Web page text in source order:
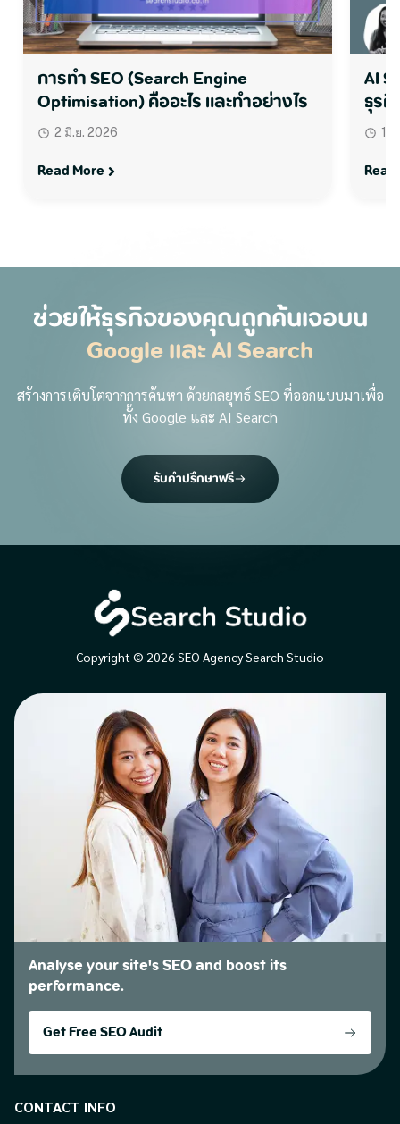
การทำ SEO (Search Engine
Optimisation) คืออะไร และทำอย่างไร
2 มิ.ย. 2026
Read More
AI
ธุร
1
ช่วยให้ธุรกิจของคุณถูกค้นเจอบน
Google และ AI Search
สร้างการเติบโตจากการค้นหา ด้วยกลยุทธ์ SEO ที่ออกแบบมาเพื่อ
ทั้ง Google และ AI Search
รับคำปรึกษาฟรี
Copyright © 2026 SEO Agency Search Studio
Analyse your site's SEO and boost its
performance.
Get Free SEO Audit
CONTACT INFO